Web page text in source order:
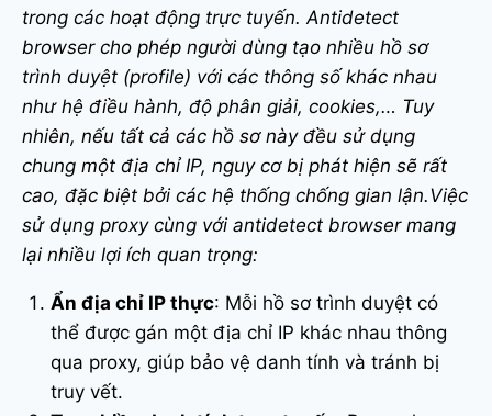
trong các hoạt động trực tuyến. Antidetect
browser cho phép người dùng tạo nhiều hồ sơ
trình duyệt (profile) với các thông số khác nhau
như hệ điều hành, độ phân giải, cookies,… Tuy
nhiên, nếu tất cả các hồ sơ này đều sử dụng
chung một địa chỉ IP, nguy cơ bị phát hiện sẽ rất
cao, đặc biệt bởi các hệ thống chống gian lận.Việc
sử dụng proxy cùng với antidetect browser mang
lại nhiều lợi ích quan trọng:
Ẩn địa chỉ IP thực: Mỗi hồ sơ trình duyệt có
thể được gán một địa chỉ IP khác nhau thông
qua proxy, giúp bảo vệ danh tính và tránh bị
truy vết.